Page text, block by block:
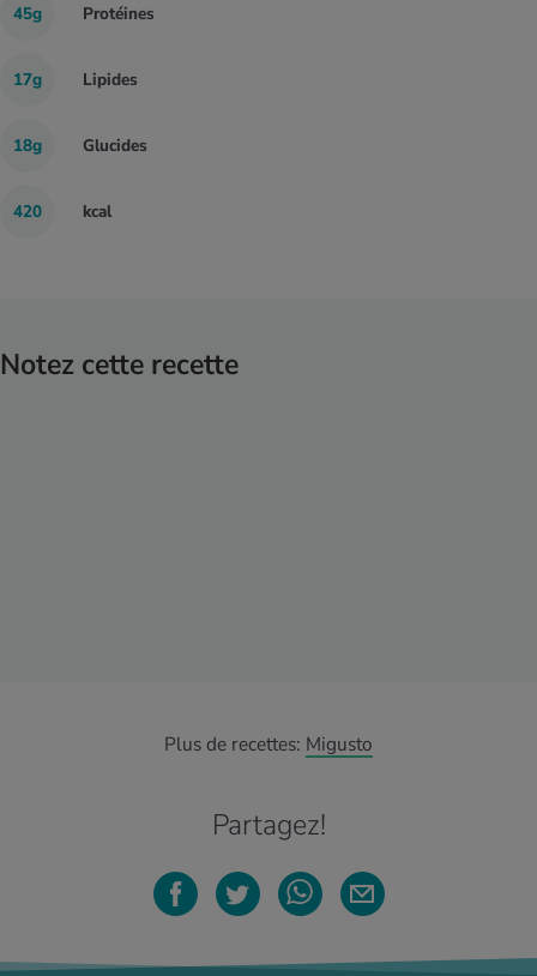
45g Protéines
17g Lipides
18g Glucides
420 kcal
Notez cette recette
Plus de recettes: Migusto
Partagez!